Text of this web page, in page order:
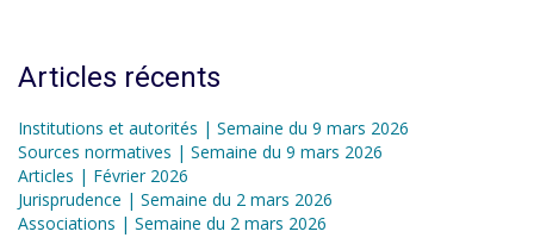
Articles récents
Institutions et autorités | Semaine du 9 mars 2026
Sources normatives | Semaine du 9 mars 2026
Articles | Février 2026
Jurisprudence | Semaine du 2 mars 2026
Associations | Semaine du 2 mars 2026